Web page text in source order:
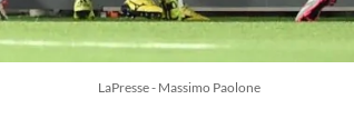
LaPresse - Massimo Paolone